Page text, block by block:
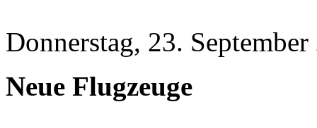
Donnerstag, 23.
Neue Flugzeuge